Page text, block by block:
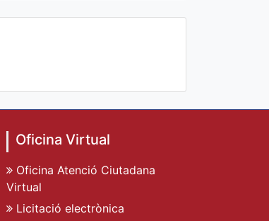
Oficina Virtual
Oficina Atenció Ciutadana
Virtual
Licitació electrònica